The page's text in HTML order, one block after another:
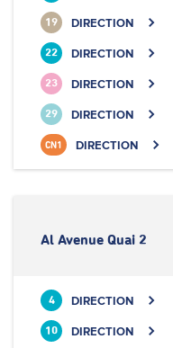
19 DIRECTION
22 DIRECTION
23 DIRECTION
29 DIRECTION
CN1 DIRECTION
Al Avenue Quai 2
4 DIRECTION
10 DIRECTION